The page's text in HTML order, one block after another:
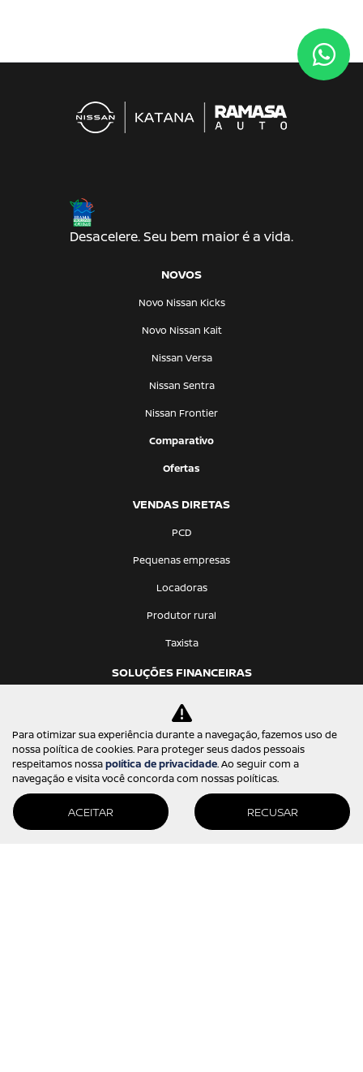
Desacelere. Seu bem maior é a vida.
NOVOS
Novo Nissan Kicks
Novo Nissan Kait
Nissan Versa
Nissan Sentra
Nissan Frontier
Comparativo
Ofertas
VENDAS DIRETAS
PCD
Pequenas empresas
Locadoras
Produtor rural
Taxista
SOLUÇÕES FINANCEIRAS
Seguro
Financiamento
PÓS-VENDAS
Agendamento
Para otimizar sua experiência durante a navegação, fazemos uso de
nossa política de cookies. Para proteger seus dados pessoais
respeitamos nossapolítica de privacidade. Ao seguir com a
navegação e visita você concorda com nossas políticas.
ACEITAR RECUSAR